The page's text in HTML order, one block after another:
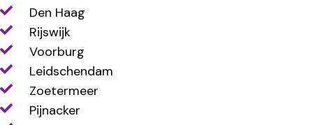
Den Haag
Rijswijk
Voorburg
Leidschendam
Zoetermeer
Pijnacker